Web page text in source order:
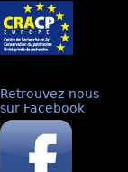
Retrouvez-nous
sur Facebook